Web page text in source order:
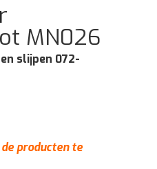
MN026
slijpen 072-
producten te